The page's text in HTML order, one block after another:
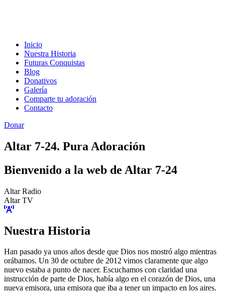
Inicio
Nuestra Historia
Futuras Conquistas
Blog
Donativos
Galería
Comparte tu adoración
Contacto
Donar
Altar 7-24. Pura Adoración
Bienvenido a la web de Altar 7-24
Altar Radio
Altar TV
Nuestra Historia
Han pasado ya unos años desde que Dios nos mostró algo mientras
orábamos. Un 30 de octubre de 2012 vimos claramente que algo
nuevo estaba a punto de nacer. Escuchamos con claridad una
instrucción de parte de Dios, había algo en el corazón de Dios, una
nueva emisora, una emisora que iba a tener un impacto en los aires.